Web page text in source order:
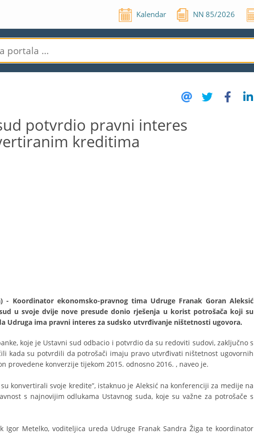
Kalendar NN85/2026
potvrdio pravni interes
kreditima
- Koordinator ekonomsko-pravnog tima Udruge Franak Goran Aleksić
u svoje dvije nove presude donio rješenja u korist potrošača koji su
Udruga ima pravni interes za sudsko utvrđivanje ništetnosti ugovora.
koje je Ustavni sud odbacio i potvrdio da su redoviti sudovi, zaključno s
kada su potvrdili da potrošači imaju pravo utvrđivati ništetnost ugovornih
provedene konverzije tijekom 2015. odnosno 2016. , naveo je.
konvertirali svoje kredite”, istaknuo je Aleksić na konferenciji za medije na
s najnovijim odlukama Ustavnog suda, koje su važne za potrošače s
Igor Metelko, voditeljica ureda Udruge Franak Sandra Žiga te koordinator